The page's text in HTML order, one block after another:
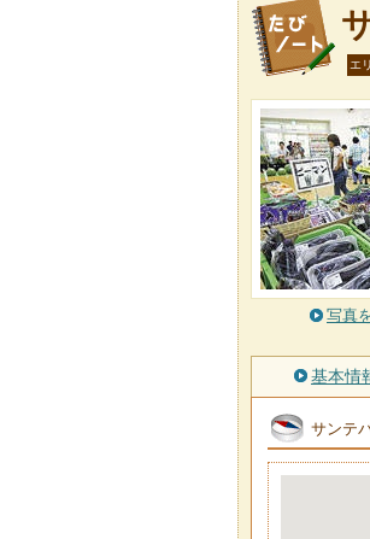
エ
写真
基本情
サンテ